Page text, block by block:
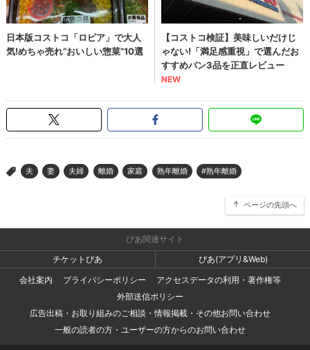
> 夫 妻 夫婦 離婚 家庭 熟年離婚 #熟年離婚
ページの先頭へ
ぴあ関連サイト
チケットぴあ
ぴあ(アプリ&Web)
会社案内
プライバシーポリシー
アクセスデータの利用・著作権等
外部送信ポリシー
広告出稿・お取り組みのご相談・情報掲載・その他お問い合わせ
一般の読者の方・ユーザーの方からのお問い合わせ